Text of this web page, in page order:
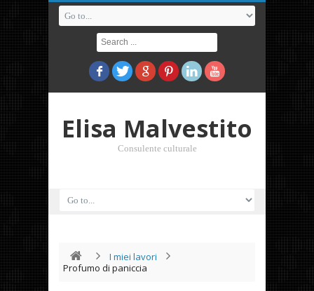
Elisa Malvestito
Consulente culturale
I miei lavori
Profumo di paniccia